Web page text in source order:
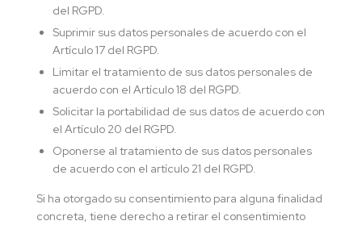
del RGPD.
Suprimir sus datos personales de acuerdo con el
Artículo 17 del RGPD.
Limitar el tratamiento de sus datos personales de
acuerdo con el Artículo 18 del RGPD.
Solicitar la portabilidad de sus datos de acuerdo con
el Artículo 20 del RGPD.
Oponerse al tratamiento de sus datos personales
de acuerdo con el artículo 21 del RGPD.
Si ha otorgado su consentimiento para alguna finalidad
concreta, tiene derecho a retirar el consentimiento